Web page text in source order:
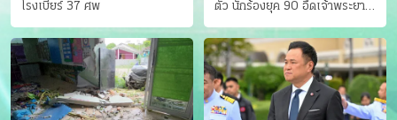
โรงเบียร์ 37 ศพ
ตัว นักร้องยุค 90 อืดเจ้าพระยา
แฟนหาตัววุ่น เครียดธุรกิจ!